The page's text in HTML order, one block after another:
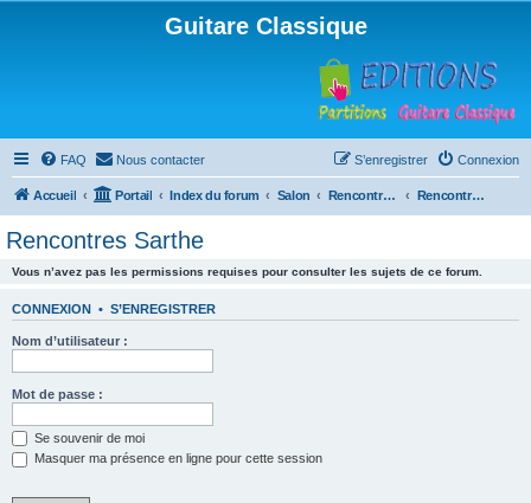
Guitare Classique
FAQ Nous contacter Connexion
S’enregistrer
Accueil Portail Index du forum Salon Rencontres musicales Rencontres Sarthe
Rencontres Sarthe
Vous n’avez pas les permissions requises pour consulter les sujets de ce forum.
CONNEXION • S’ENREGISTRER
Nom d’utilisateur :
Mot de passe :
Se souvenir de moi
Masquer ma présence en ligne pour cette session